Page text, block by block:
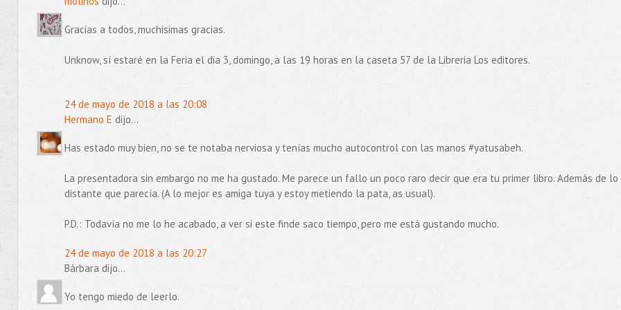
Gracias a todos, muchisimas gracias.
Unknow, sí estaré en la Feria el dia 3, domingo, a las 19 horas en la caseta 57 de la Libreria Los editores.
24 de mayo de 2018 a las 20:08
Hermano E dijo...
Has estado muy bien, no se te notaba nerviosa y tenías mucho autocontrol con las manos #yatusabeh.
La presentadora sin embargo no me ha gustado. Me parece un fallo un poco raro decir que era tu primer libro. Además de lo
distante que parecía. (A lo mejor es amiga tuya y estoy metiendo la pata, as usual).
P.D.: Todavía no me lo he acabado, a ver si este finde saco tiempo, pero me está gustando mucho.
24 de mayo de 2018 a las 20:27
Bárbara dijo...
Yo tengo miedo de leerlo.